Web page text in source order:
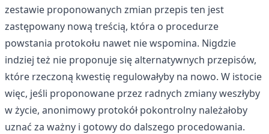
zestawie proponowanych zmian przepis ten jest
zastępowany nową treścią, która o procedurze
powstania protokołu nawet nie wspomina. Nigdzie
indziej też nie proponuje się alternatywnych przepisów,
które rzeczoną kwestię regulowałyby na nowo. W istocie
więc, jeśli proponowane przez radnych zmiany weszłyby
w życie, anonimowy protokół pokontrolny należałoby
uznać za ważny i gotowy do dalszego procedowania.